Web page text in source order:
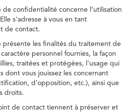
confidentialité concerne l’utilisation
s'adresse à vous en tant
de contact.
présente les finalités du traitement de
personnel fournies, la façon
traitées et protégées, l'usage qui
dont vous jouissez les concernant
d’opposition, etc.), ainsi que
droits.
de contact tiennent à préserver et